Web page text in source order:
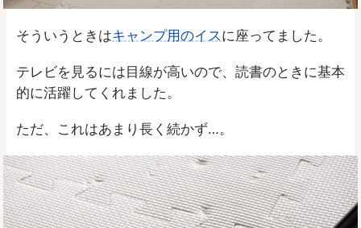
そういうときはキャンプ用のイス に座ってました。
テレビを見るには目線が高いので、読書のときに基本
的に活躍してくれました。
ただ、これはあまり長く続かず…。